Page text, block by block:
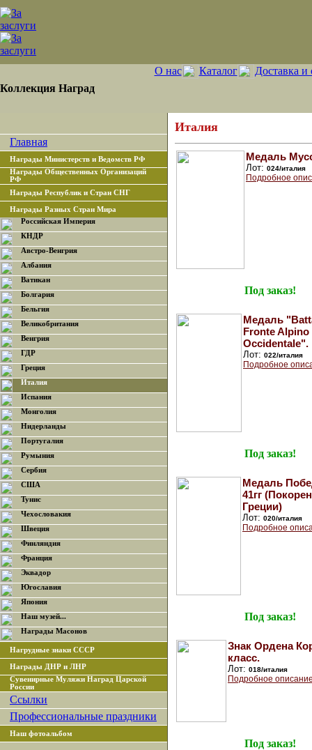
Коллекция Наград
О нас Каталог Доставка и
Главная
Награды Министерств и Ведомств РФ
Награды Общественных Организаций
РФ
Награды Республик и Стран СНГ
Награды Разных Стран Мира
Российская Империя
КНДР
Австро-Венгрия
Албания
Ватикан
Болгария
Бельгия
Великобритания
Венгрия
ГДР
Греция
Италия
Испания
Монголия
Нидерланды
Португалия
Румыния
Сербия
США
Тунис
Чехословакия
Швеция
Финляндия
Франция
Эквадор
Югославия
Япония
Наш музей...
Награды Масонов
Нагрудные знаки СССР
Награды ДНР и ЛНР
Сувенирные Муляжи Наград Царской
России
Ссылки
Профессиональные праздники
Наш фотоальбом
Италия
Медаль
Лот: 024/италия
Подробное
Под заказ!
Медаль
Fronte Alpino
Occidentale".
Лот: 022/италия
Подробное
Под заказ!
Медаль
41гг
Греции)
Лот: 020/италия
Подробное
Под заказ!
Знак Ордена
класс.
Лот: 018/италия
Подробное
Под заказ!